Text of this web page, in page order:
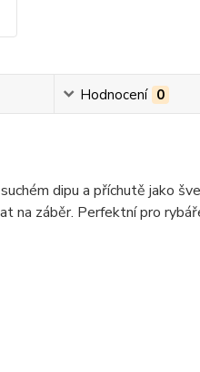
Hodnocení 0
dipu a příchutě jako
na záběr. Perfektní pro